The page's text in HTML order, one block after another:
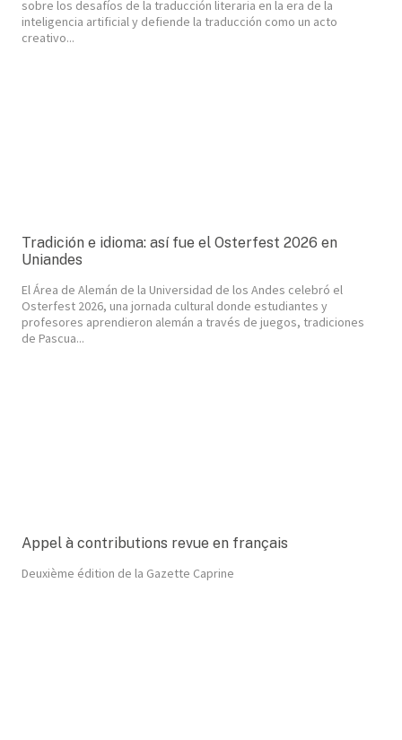
sobre los desafíos de la traducción literaria en la era de la
inteligencia artificial y defiende la traducción como un acto
creativo...
Tradición e idioma: así fue el Osterfest 2026 en
Uniandes
El Área de Alemán de la Universidad de los Andes celebró el
Osterfest 2026, una jornada cultural donde estudiantes y
profesores aprendieron alemán a través de juegos, tradiciones
de Pascua...
Appel à contributions revue en français
Deuxième édition de la Gazette Caprine